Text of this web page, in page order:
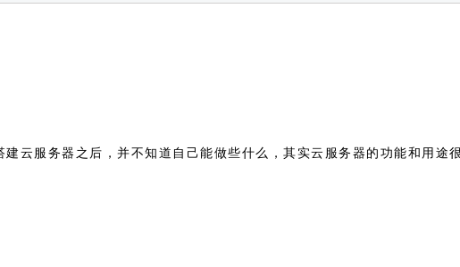
云服务器之后，并不知道自己能做些什么，其实云服务器的功能和用途